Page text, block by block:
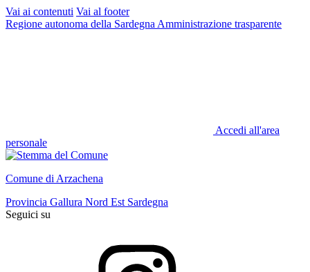
Vai ai contenuti Vai al footer
Regione autonoma della Sardegna Amministrazione trasparente
Accedi all'area
personale
Comune di Arzachena
Provincia Gallura Nord Est Sardegna
Seguici su